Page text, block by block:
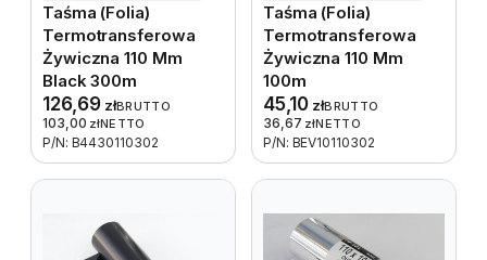
Taśma (folia)
Termotransferowa
Żywiczna 110 Mm
Black 300m
126,69 złBRUTTO
103,00 złNETTO
P/N: B4430110302
Taśma (folia)
Termotransferowa
Żywiczna 110 Mm
100m
45,10 złBRUTTO
36,67 złNETTO
P/N: BEV10110302